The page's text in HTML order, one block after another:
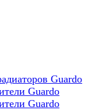
Guardo
Guardo
Guardo